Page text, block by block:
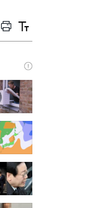
프
트
텍
트